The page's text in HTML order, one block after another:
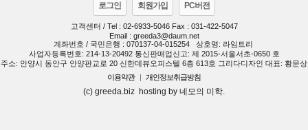
로그인 회원가입 PC버전
고객센터 / Tel : 02-6933-5046 Fax : 031-422-5047
Email : greeda3@daum.net
계좌번호 / 국민은행 : 070137-04-015254
상호명: 라임트리
사업자등록번호: 214-13-20492 통신판매업신고: 제 2015-서울서초-0650 호
주소: 안양시 동안구 안양판교로 20 신한데뷰오피스텔 6층 613호 그리다디자인 대표: 황문상
이용약관
| 개인정보취급방침
(c) greeda.biz hosting by 네모의 미학.